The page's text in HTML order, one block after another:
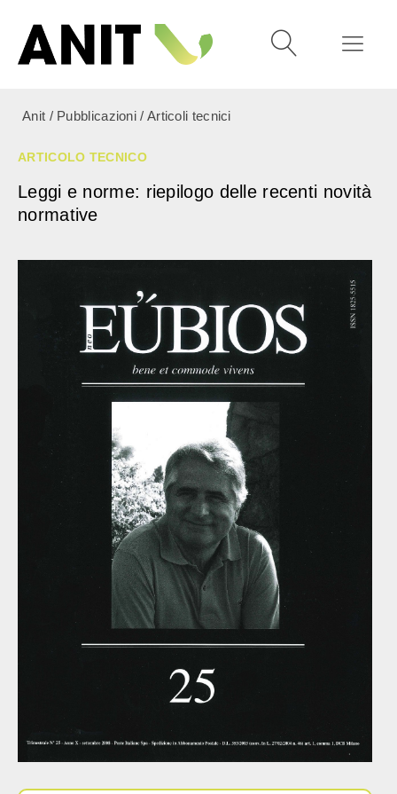
Anit / Pubblicazioni / Articoli tecnici
ARTICOLO TECNICO
Leggi e norme: riepilogo delle recenti novità
normative